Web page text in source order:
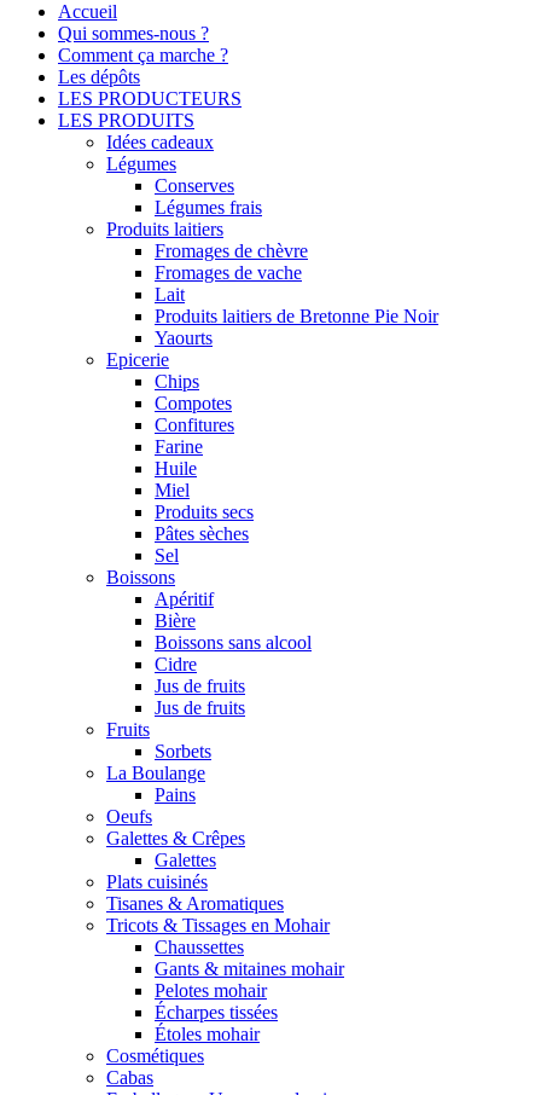
Accueil
Qui sommes-nous ?
Comment ça marche ?
Les dépôts
LES PRODUCTEURS
LES PRODUITS
Idées cadeaux
Légumes
Conserves
Légumes frais
Produits laitiers
Fromages de chèvre
Fromages de vache
Lait
Produits laitiers de Bretonne Pie Noir
Yaourts
Epicerie
Chips
Compotes
Confitures
Farine
Huile
Miel
Produits secs
Pâtes sèches
Sel
Boissons
Apéritif
Bière
Boissons sans alcool
Cidre
Jus de fruits
Jus de fruits
Fruits
Sorbets
La Boulange
Pains
Oeufs
Galettes & Crêpes
Galettes
Plats cuisinés
Tisanes & Aromatiques
Tricots & Tissages en Mohair
Chaussettes
Gants & mitaines mohair
Pelotes mohair
Écharpes tissées
Étoles mohair
Cosmétiques
Cabas